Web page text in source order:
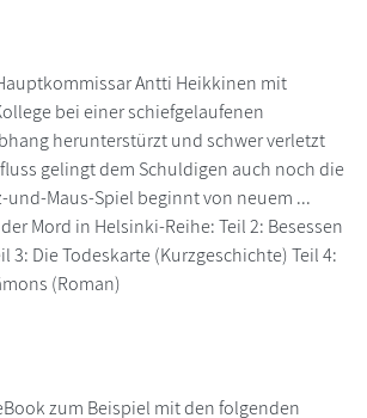
Antti Heikkinen mit
bei einer schiefgelaufenen
herunterstürzt und schwer verletzt
gelingt dem Schuldigen auch noch die
und-Maus-Spiel beginnt von neuem ...
Mord in Helsinki-Reihe: Teil 2: Besessen
3: Die Todeskarte (Kurzgeschichte) Teil 4:
(Roman)
zum Beispiel mit den folgenden